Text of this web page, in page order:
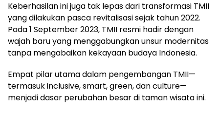
Keberhasilan ini juga tak lepas dari transformasi TMII
yang dilakukan pasca revitalisasi sejak tahun 2022.
Pada 1 September 2023, TMII resmi hadir dengan
wajah baru yang menggabungkan unsur modernitas
tanpa mengabaikan kekayaan budaya Indonesia.
Empat pilar utama dalam pengembangan TMII—
termasuk inclusive, smart, green, dan culture—
menjadi dasar perubahan besar di taman wisata ini.